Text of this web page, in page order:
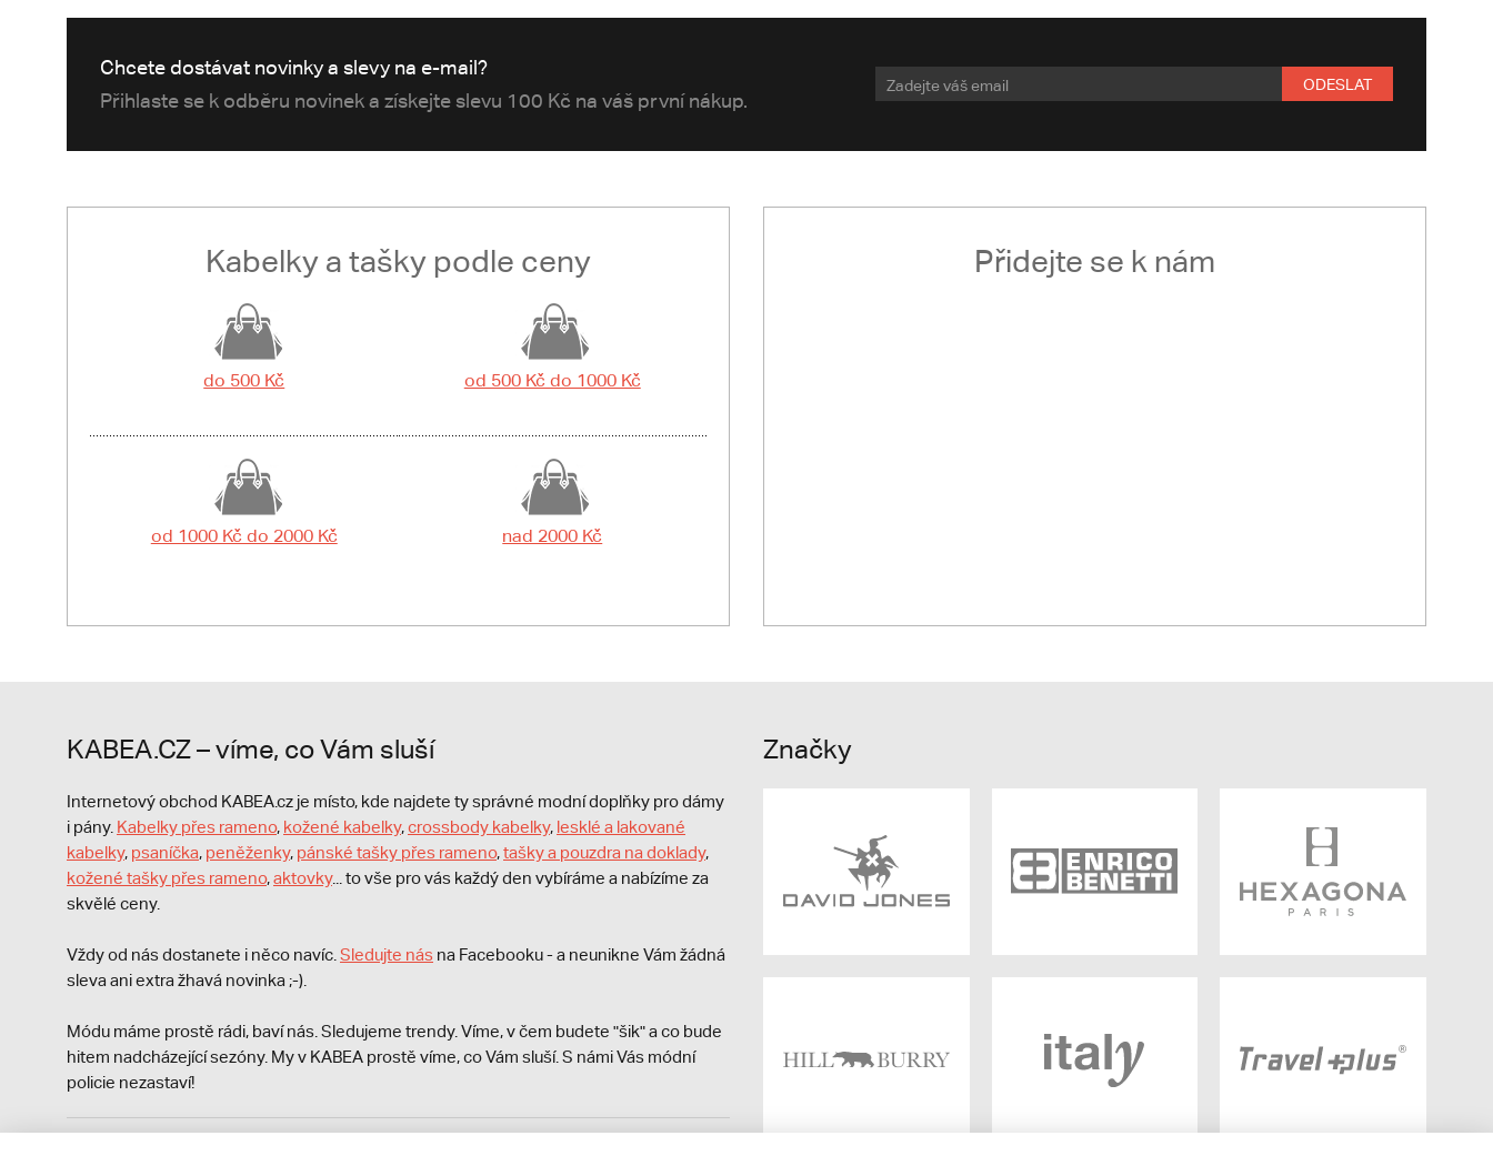
Chcete dostávat novinky a slevy na e-mail?
Přihlaste se k odběru novinek a získejte slevu 100 Kč na váš první nákup.
ODESLAT
Kabelky a tašky podle ceny
do 500 Kč od 500 Kč do 1000 Kč
od 1000 Kč do 2000 Kč nad 2000 Kč
Přidejte se k nám
KABEA.CZ – víme, co Vám sluší
Internetový obchod KABEA.cz je místo, kde najdete ty správné modní doplňky pro dámy
i pány. Kabelky přes rameno, kožené kabelky,crossbody kabelky, lesklé a lakované
kabelky, psaníčka, peněženky, pánské tašky přes rameno,tašky a pouzdra na doklady,
kožené tašky přes rameno,aktovky... to vše pro vás každý den vybíráme a nabízíme za
skvělé ceny.
Vždy od nás dostanete i něco navíc. Sledujte nás na Facebooku - a neunikne Vám žádná
sleva ani extra žhavá novinka ;-).
Módu máme prostě rádi, baví nás. Sledujeme trendy. Víme, v čem budete "šik" a co bude
hitem nadcházející sezóny. My v KABEA prostě víme, co Vám sluší. S námi Vás módní
policie nezastaví!
Značky